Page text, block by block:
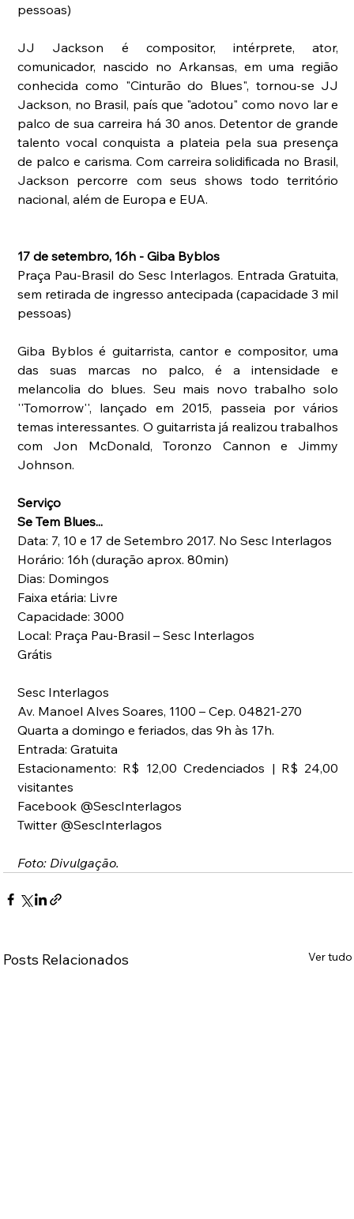
pessoas)
JJ Jackson é compositor, intérprete, ator,
comunicador, nascido no Arkansas, em uma região
conhecida como "Cinturão do Blues", tornou-se JJ
Jackson, no Brasil, país que "adotou" como novo lar e
palco de sua carreira há 30 anos. Detentor de grande
talento vocal conquista a plateia pela sua presença
de palco e carisma. Com carreira solidificada no Brasil,
Jackson percorre com seus shows todo território
nacional, além de Europa e EUA.
17 de setembro, 16h - Giba Byblos
Praça Pau-Brasil do Sesc Interlagos. Entrada Gratuita,
sem retirada de ingresso antecipada (capacidade 3 mil
pessoas)
Giba Byblos é guitarrista, cantor e compositor, uma
das suas marcas no palco, é a intensidade e
melancolia do blues. Seu mais novo trabalho solo
''Tomorrow'', lançado em 2015, passeia por vários
temas interessantes. O guitarrista já realizou trabalhos
com Jon McDonald, Toronzo Cannon e Jimmy
Johnson.
Serviço
Se Tem Blues...
Data: 7, 10 e 17 de Setembro 2017. No Sesc Interlagos
Horário: 16h (duração aprox. 80min)
Dias: Domingos
Faixa etária: Livre
Capacidade: 3000
Local: Praça Pau-Brasil – Sesc Interlagos
Grátis
Sesc Interlagos
Av. Manoel Alves Soares, 1100 – Cep. 04821-270
Quarta a domingo e feriados, das 9h às 17h.
Entrada: Gratuita
Estacionamento: R$ 12,00 Credenciados | R$ 24,00
visitantes
Facebook @SescInterlagos
Twitter @SescInterlagos
Foto: Divulgação.
Posts Relacionados Ver tudo